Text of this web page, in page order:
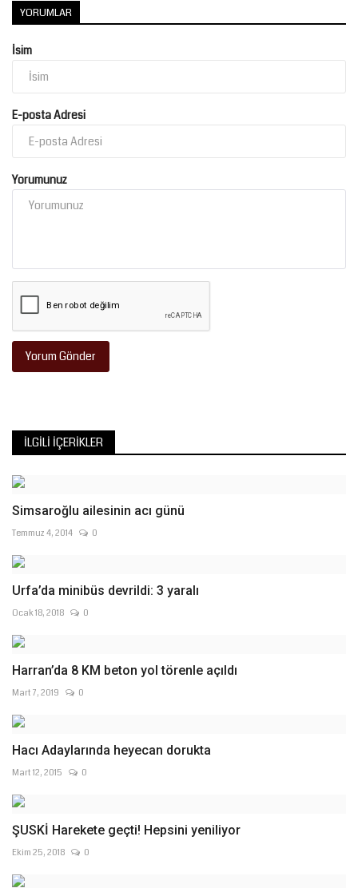
YORUMLAR
İsim
E-posta Adresi
Yorumunuz
Yorum Gönder
İLGILI İÇERIKLER
Simsaroğlu ailesinin acı günü
Temmuz 4, 2014 0
Urfa’da minibüs devrildi: 3 yaralı
Ocak 18, 2018 0
Harran’da 8 KM beton yol törenle açıldı
Mart 7, 2019 0
Hacı Adaylarında heyecan dorukta
Mart 12, 2015 0
ŞUSKİ Harekete geçti! Hepsini yeniliyor
Ekim 25, 2018 0